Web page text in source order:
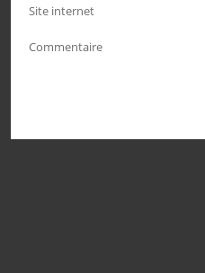
Site internet
Commentaire